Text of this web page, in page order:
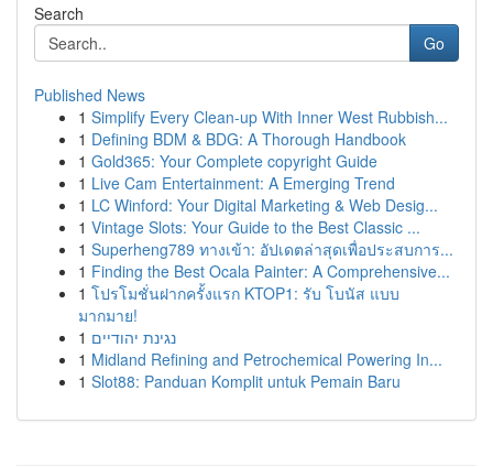
Search
Go
Published News
1 Simplify Every Clean-up With Inner West Rubbish...
1 Defining BDM & BDG: A Thorough Handbook
1 Gold365: Your Complete copyright Guide
1 Live Cam Entertainment: A Emerging Trend
1 LC Winford: Your Digital Marketing & Web Desig...
1 Vintage Slots: Your Guide to the Best Classic ...
1 Superheng789 ทางเข้า: อัปเดตล่าสุดเพื่อประสบการ...
1 Finding the Best Ocala Painter: A Comprehensive...
1 โปรโมชั่นฝากครั้งแรก KTOP1: รับ โบนัส แบบ
มากมาย!
1 נגינת יהודיים
1 Midland Refining and Petrochemical Powering In...
1 Slot88: Panduan Komplit untuk Pemain Baru